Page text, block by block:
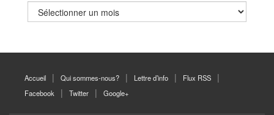
Archives
magazine
Accueil Qui sommes-nous? Lettre d’info
Flux RSS
Facebook
Twitter Google+